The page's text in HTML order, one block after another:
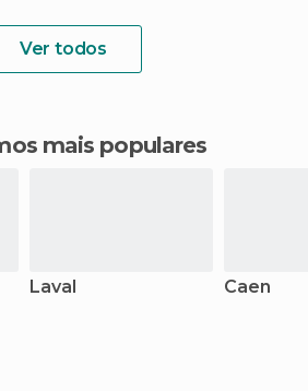
Ver todos
mais populares
Laval Caen